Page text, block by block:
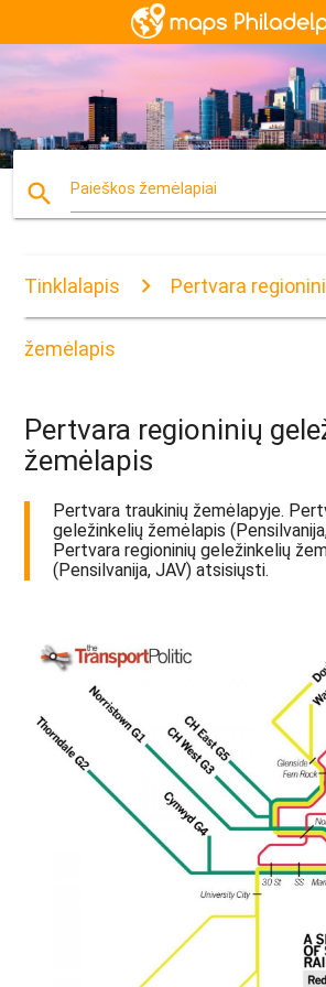
search Paieškos žemėlapiai
Tinklalapis Pertvara
žemėlapis
Pertvara regioninių
žemėlapis
Pertvara traukinių žemėlapyje.
geležinkelių žemėlapis
Pertvara regioninių geležinkelių
(Pensilvanija, JAV) atsisiųsti.